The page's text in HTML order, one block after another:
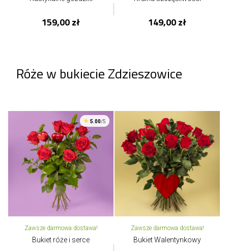
159,00 zł 149,00 zł
Róże w bukiecie Zdzieszowice
5.00/5
Zawsze darmowa dostawa!
Bukiet róże i serce
Zawsze darmowa dostawa!
Bukiet Walentynkowy